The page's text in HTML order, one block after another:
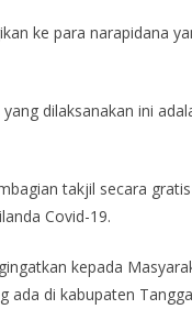
ke para narapidana
dilaksanakan ini
takjil secara
Covid-19.
kepada
di kabupaten